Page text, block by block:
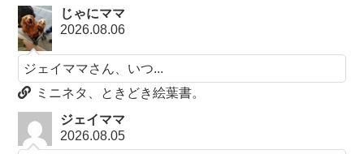
じゃにママ
2026.08.06
ジェイママさん、いつ...
ミニネタ、ときどき絵葉書。
ジェイママ
2026.08.05